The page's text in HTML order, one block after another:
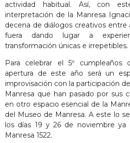
actividad habitual. Así, con
interpretación de la Manresa
decena de diálogos creativos entre
fuera dando lugar a
transformación únicas e irrepetibles.
Para celebrar el 5º cumpleaños
apertura de este año será un
improvisación con la participación
Manresa que han pasado por sus
en otro espacio esencial de la
del Museo de Manresa. A este lo
los días 19 y 26 de noviembre
Manresa 1522.